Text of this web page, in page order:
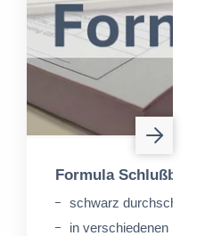
Formula Schlußblatt
schwarz
in verschiedenen